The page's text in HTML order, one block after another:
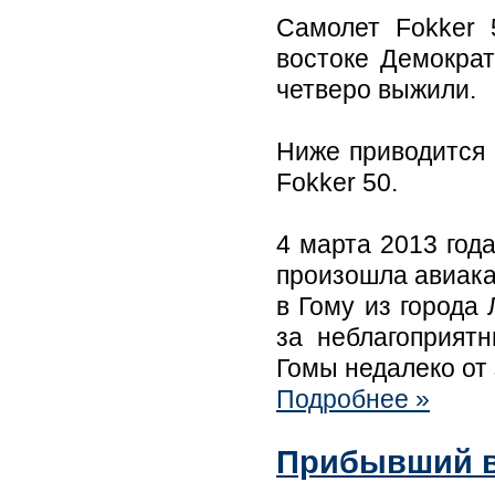
Самолет Fokker
востоке
четверо выжили.
Ниже
Fokker 50.
4 марта 2013
произошла
в Гому из
за
Гомы недалеко от
Подробнее »
Прибывший